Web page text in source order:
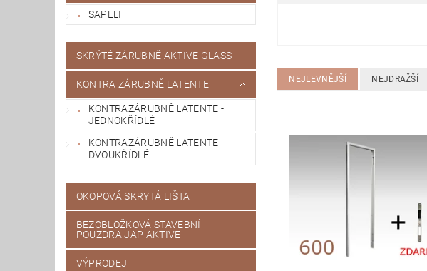
SAPELI
SKRÝTÉ ZÁRUBNĚ AKTIVE GLASS
KONTRA ZÁRUBNĚ LATENTE
KONTRAZÁRUBNĚ LATENTE -
JEDNOKŘÍDLÉ
KONTRAZÁRUBNĚ LATENTE -
DVOUKŘÍDLÉ
OKOPOVÁ SKRYTÁ LIŠTA
BEZOBLOŽKOVÁ STAVEBNÍ
POUZDRA JAP AKTIVE
VÝPRODEJ
NEJLEVNĚJŠÍ NEJDRAŽŠÍ